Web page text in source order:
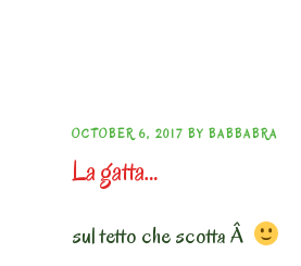
POSTED
ON
OCTOBER 6, 2017 BY BABBABRA
La gatta…
sul tetto che scotta Â